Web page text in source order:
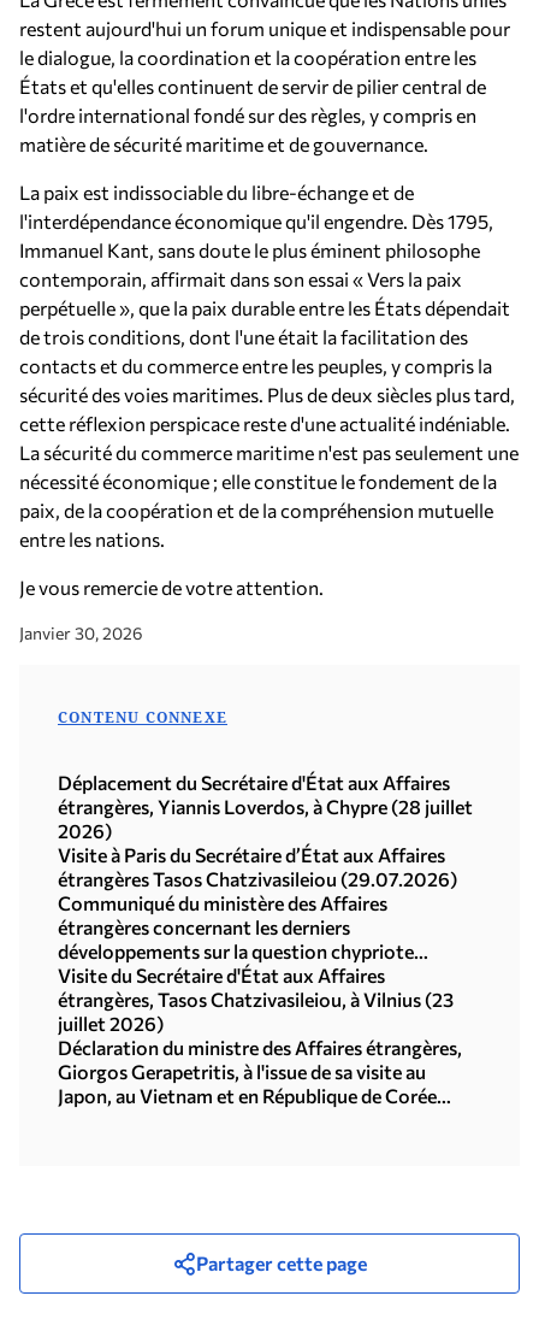
restent aujourd'hui un forum unique et indispensable pour
le dialogue, la coordination et la coopération entre les
États et qu'elles continuent de servir de pilier central de
l'ordre international fondé sur des règles, y compris en
matière de sécurité maritime et de gouvernance.
La paix est indissociable du libre-échange et de
l'interdépendance économique qu'il engendre. Dès 1795,
Immanuel Kant, sans doute le plus éminent philosophe
contemporain, affirmait dans son essai « Vers la paix
perpétuelle », que la paix durable entre les États dépendait
de trois conditions, dont l'une était la facilitation des
contacts et du commerce entre les peuples, y compris la
sécurité des voies maritimes. Plus de deux siècles plus tard,
cette réflexion perspicace reste d'une actualité indéniable.
La sécurité du commerce maritime n'est pas seulement une
nécessité économique ; elle constitue le fondement de la
paix, de la coopération et de la compréhension mutuelle
entre les nations.
Je vous remercie de votre attention.
Janvier 30, 2026
CONTENU CONNEXE
Déplacement du Secrétaire d'État aux Affaires
étrangères, Yiannis Loverdos, à Chypre (28 juillet
2026)
Visite à Paris du Secrétaire d’État aux Affaires
étrangères Tasos Chatzivasileiou (29.07.2026)
Communiqué du ministère des Affaires
étrangères concernant les derniers
développements sur la question chypriote
(29.07.2026)
Visite du Secrétaire d'État aux Affaires
étrangères, Tasos Chatzivasileiou, à Vilnius (23
juillet 2026)
Déclaration du ministre des Affaires étrangères,
Giorgos Gerapetritis, à l'issue de sa visite au
Japon, au Vietnam et en République de Corée
Partager cette page